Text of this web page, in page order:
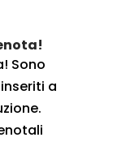
Sono
a